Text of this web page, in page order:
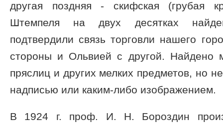
другая поздняя - скифская (грубая
Штемпеля на двух десятках
подтвердили связь торговли нашего
стороны и Ольвией с другой. Найдено
пряслиц и других мелких предметов, но
надписью или каким-либо изображением.
В 1924 г. проф. И. Н. Бороздин